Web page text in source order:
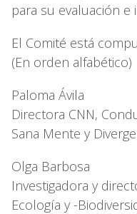
para su evaluación e
El Comité está
(En orden alfabético)
Paloma Ávila
Directora CNN,
Sana Mente y
Olga Barbosa
Investigadora y
Ecología y -